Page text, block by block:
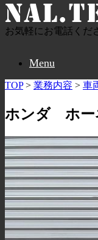
お気軽にお電話くだ
Menu
TOP> 業務内容 > 車
ホンダ ホー